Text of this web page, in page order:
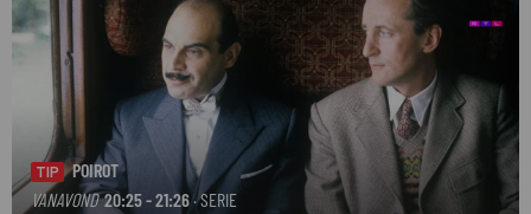
TIP
POIROT
VANAVOND 20:25 - 21:26 · SERIE